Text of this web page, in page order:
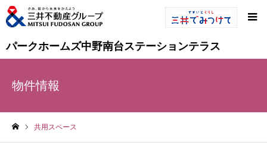
パークホームズ中野南台ステーションテラス
物件情報
共用スペース